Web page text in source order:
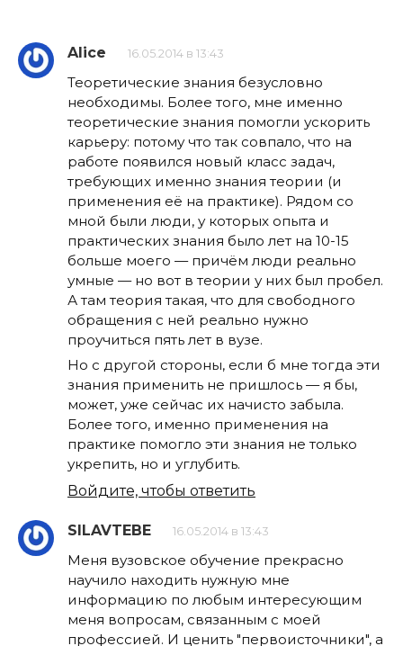
Alice 16.05.2014 в 13:43
Теоретические знания безусловно
необходимы. Более того, мне именно
теоретические знания помогли ускорить
карьеру: потому что так совпало, что на
работе появился новый класс задач,
требующих именно знания теории (и
применения её на практике). Рядом со
мной были люди, у которых опыта и
практических знания было лет на 10-15
больше моего — причём люди реально
умные — но вот в теории у них был пробел.
А там теория такая, что для свободного
обращения с ней реально нужно
проучиться пять лет в вузе.
Но с другой стороны, если б мне тогда эти
знания применить не пришлось — я бы,
может, уже сейчас их начисто забыла.
Более того, именно применения на
практике помогло эти знания не только
укрепить, но и углубить.
Войдите, чтобы ответить
SILAVTEBE 16.05.2014 в 13:43
Меня вузовское обучение прекрасно
научило находить нужную мне
информацию по любым интересующим
меня вопросам, связанным с моей
профессией. И ценить "первоисточники", а